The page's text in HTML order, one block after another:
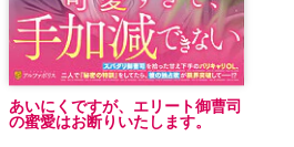
あいにくですが、エリート御曹司
の蜜愛はお断りいたします。